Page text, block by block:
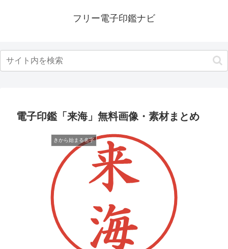
フリー電子印鑑ナビ
電子印鑑「来海」無料画像・素材まとめ
きから始まる名字